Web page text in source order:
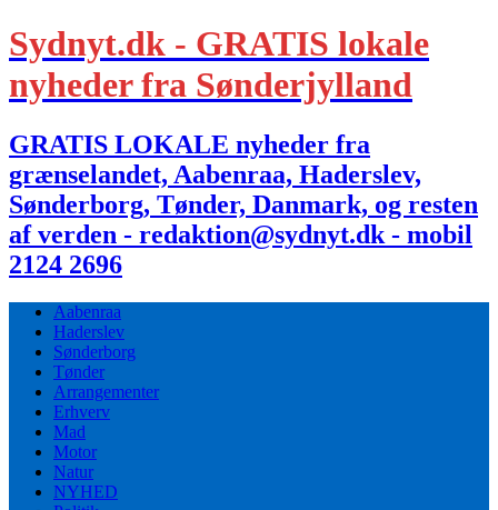
Sydnyt.dk - GRATIS lokale
nyheder fra Sønderjylland
GRATIS LOKALE nyheder fra
grænselandet, Aabenraa, Haderslev,
Sønderborg, Tønder, Danmark, og resten
af verden - redaktion@sydnyt.dk - mobil
2124 2696
Aabenraa
Haderslev
Sønderborg
Tønder
Arrangementer
Erhverv
Mad
Motor
Natur
NYHED